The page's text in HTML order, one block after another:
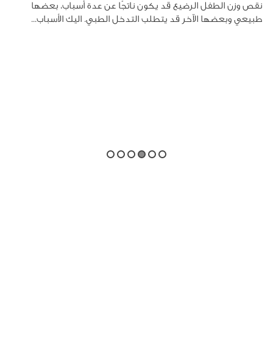
نقص وزن الطفل الرضيع قد يكون ناتجًا عن عدة أسباب، بعضها
طبيعي وبعضها الآخر قد يتطلب التدخل الطبي. اليك الأسباب...